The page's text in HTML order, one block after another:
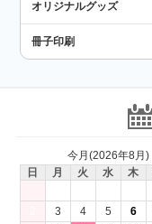
オリジナルグッズ
冊子印刷
今月(2026年8月)
日
月 火 水 木
3 4 5 6